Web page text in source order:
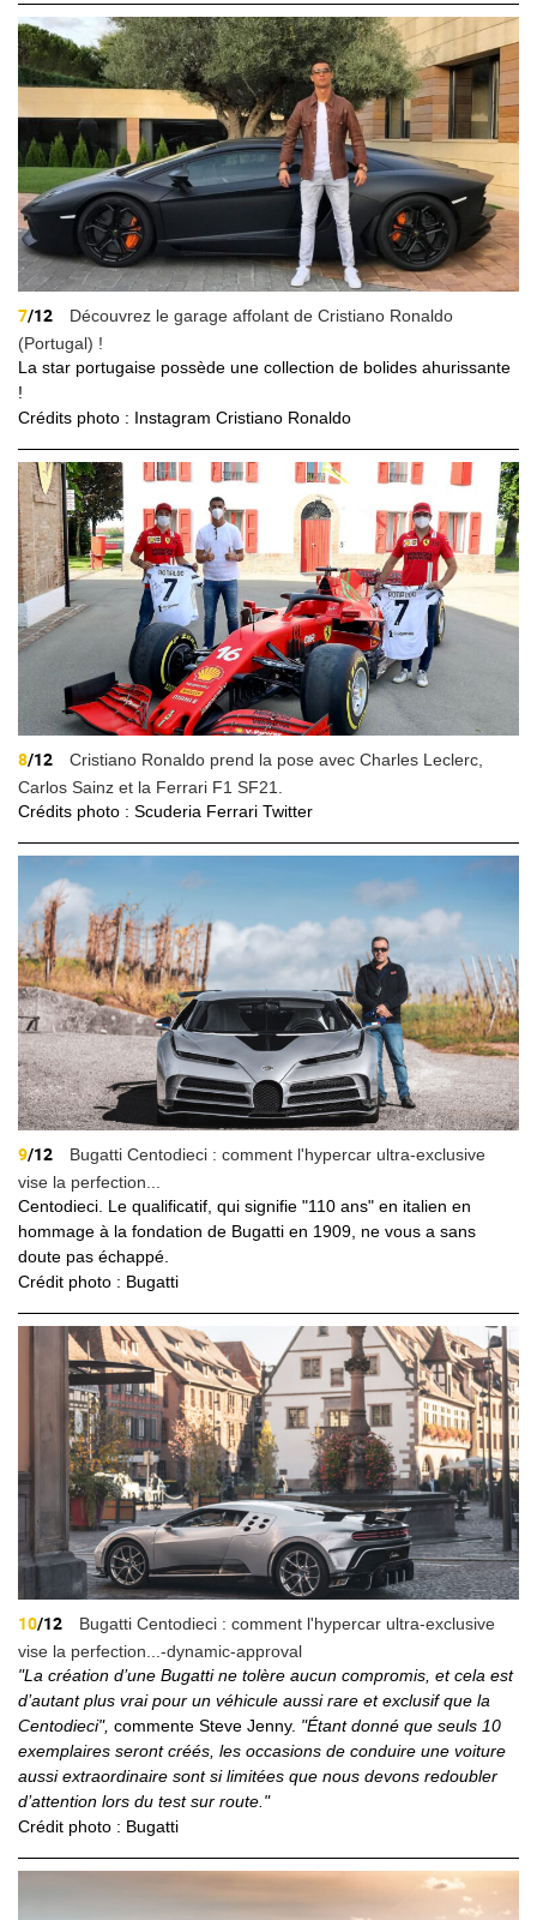
7/12
Découvrez le garage affolant de Cristiano Ronaldo
(Portugal) !
La star portugaise possède une collection de bolides ahurissante
!
Crédits photo : Instagram Cristiano Ronaldo
8/12
Cristiano Ronaldo prend la pose avec Charles Leclerc,
Carlos Sainz et la Ferrari F1 SF21.
Crédits photo : Scuderia Ferrari Twitter
9/12
Bugatti Centodieci : comment l'hypercar ultra-exclusive
vise la perfection...
Centodieci. Le qualificatif, qui signifie "110 ans" en italien en
hommage à la fondation de Bugatti en 1909, ne vous a sans
doute pas échappé.
Crédit photo : Bugatti
10/12
Bugatti Centodieci : comment l'hypercar ultra-exclusive
vise la perfection...-dynamic-approval
"La création d’une Bugatti ne tolère aucun compromis, et cela est
d’autant plus vrai pour un véhicule aussi rare et exclusif que la
Centodieci", commente Steve Jenny. "Étant donné que seuls 10
exemplaires seront créés, les occasions de conduire une voiture
aussi extraordinaire sont si limitées que nous devons redoubler
d’attention lors du test sur route."
Crédit photo : Bugatti